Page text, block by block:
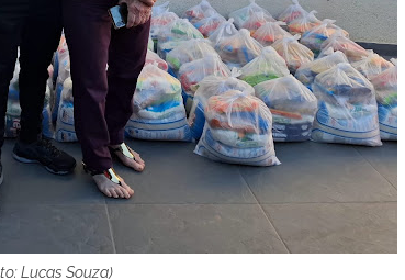
Lucas Souza)